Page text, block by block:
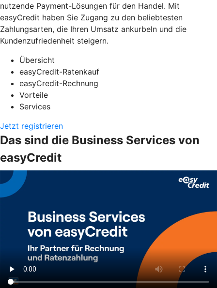
nutzende Payment-Lösungen für den Handel. Mit
easyCredit haben Sie Zugang zu den beliebtesten
Zahlungsarten, die Ihren Umsatz ankurbeln und die
Kundenzufriedenheit steigern.
Übersicht
easyCredit-Ratenkauf
easyCredit-Rechnung
Vorteile
Services
Jetzt registrieren
Das sind die Business Services von
easyCredit